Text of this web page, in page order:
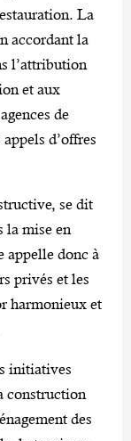
La
accordant la
l’attribution
et aux
de
d’offres
se dit
la mise en
donc à
privés et les
harmonieux et
initiatives
construction
des